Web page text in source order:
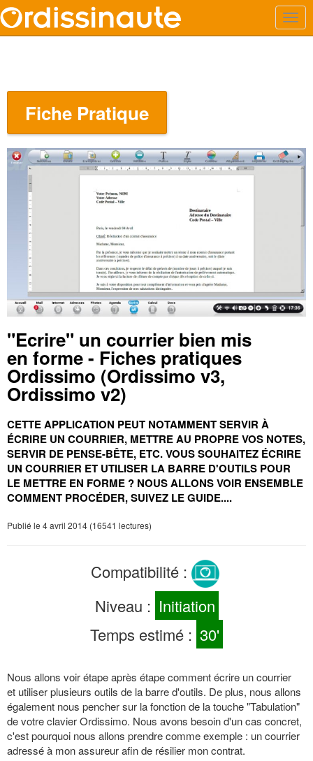
Fiche Pratique
"Ecrire" un courrier bien mis
en forme - Fiches pratiques
Ordissimo (Ordissimo v3,
Ordissimo v2)
CETTE APPLICATION PEUT NOTAMMENT SERVIR À
ÉCRIRE UN COURRIER, METTRE AU PROPRE VOS NOTES,
SERVIR DE PENSE-BÊTE, ETC.VOUS SOUHAITEZ ÉCRIRE
UN COURRIER ET UTILISER LA BARRE D'OUTILS POUR
LE METTRE EN FORME ? NOUS ALLONS VOIR ENSEMBLE
COMMENT PROCÉDER,SUIVEZ LE GUIDE....
Publié le 4 avril 2014 (16541 lectures)
Compatibilité :
Niveau : Initiation
Temps estimé : 30'
Nous allons voir étape après étape comment écrire un courrier
et utiliser plusieurs outils de la barre d'outils. De plus, nous allons
également nous pencher sur la fonction de la touche "Tabulation"
de votre clavier Ordissimo. Nous avons besoin d'un cas concret,
c'est pourquoi nous allons prendre comme exemple : un courrier
adressé à mon assureur afin de résilier mon contrat.